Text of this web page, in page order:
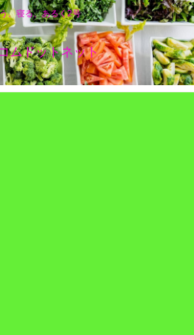
、寝る、あるく2号
ムドットネット